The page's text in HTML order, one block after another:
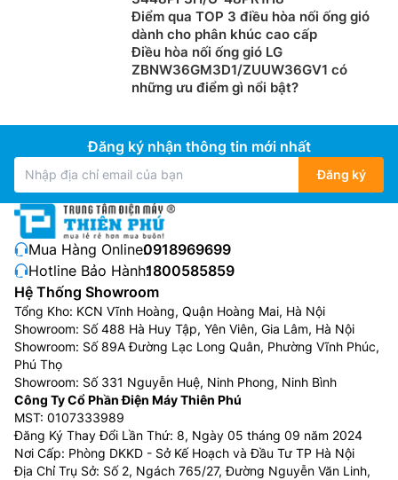
Điểm qua TOP 3 điều hòa nối ống gió
dành cho phân khúc cao cấp
Điều hòa nối ống gió LG
ZBNW36GM3D1/ZUUW36GV1 có
những ưu điểm gì nổi bật?
Đăng ký nhận thông tin mới nhất
Đăng ký
Mua Hàng Online:0918969699
Hotline Bảo Hành:1800585859
Hệ Thống Showroom
Tổng Kho: KCN Vĩnh Hoàng, Quận Hoàng Mai, Hà Nội
Showroom: Số 488 Hà Huy Tập, Yên Viên, Gia Lâm, Hà Nội
Showroom: Số 89A Đường Lạc Long Quân, Phường Vĩnh Phúc,
Phú Thọ
Showroom: Số 331 Nguyễn Huệ, Ninh Phong, Ninh Bình
Công Ty Cổ Phần Điện Máy Thiên Phú
MST: 0107333989
Đăng Ký Thay Đổi Lần Thứ: 8, Ngày 05 tháng 09 năm 2024
Nơi Cấp: Phòng DKKD - Sở Kế Hoạch và Đầu Tư TP Hà Nội
Địa Chỉ Trụ Sở: Số 2, Ngách 765/27, Đường Nguyễn Văn Linh,